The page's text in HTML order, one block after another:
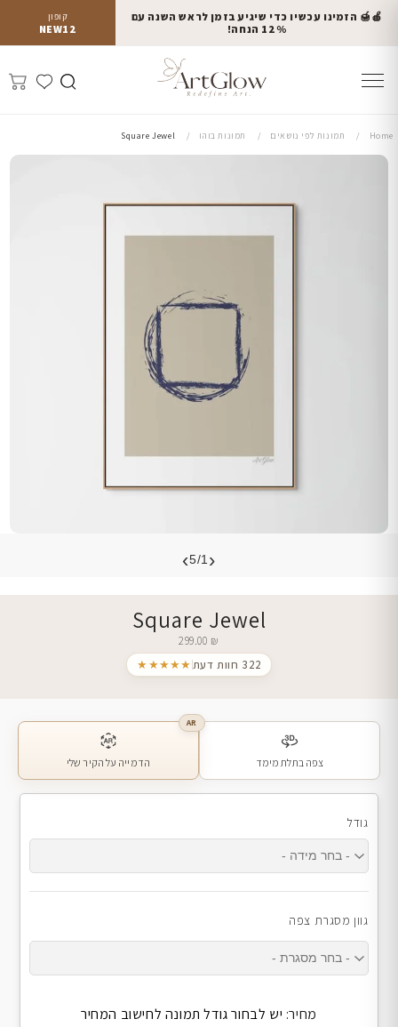
קופון
NEW12
🍎🍯 הזמינו עכשיו כדי שיגיע בזמן לראש השנה עם
12% הנחה!
Home תמונות לפי נושאים תמונות בוהו Square Jewel
‹
5/1
›
Square Jewel
299.00 ₪
★★★★★
322 חוות דעת
צפה בתלת מימד
AR
הדמייה על הקיר שלי
גודל
גוון מסגרת צפה
מחיר: יש לבחור גודל תמונה לחישוב המחיר